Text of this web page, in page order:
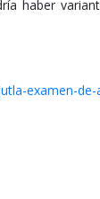
haber
examen-